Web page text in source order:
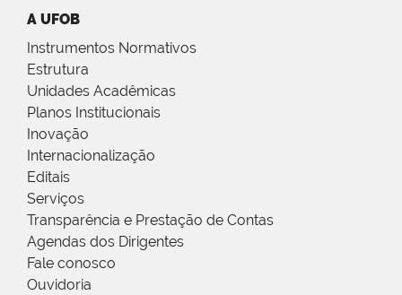
A UFOB
Instrumentos Normativos
Estrutura
Unidades Acadêmicas
Planos Institucionais
Inovação
Internacionalização
Editais
Serviços
Transparência e Prestação de Contas
Agendas dos Dirigentes
Fale conosco
Ouvidoria